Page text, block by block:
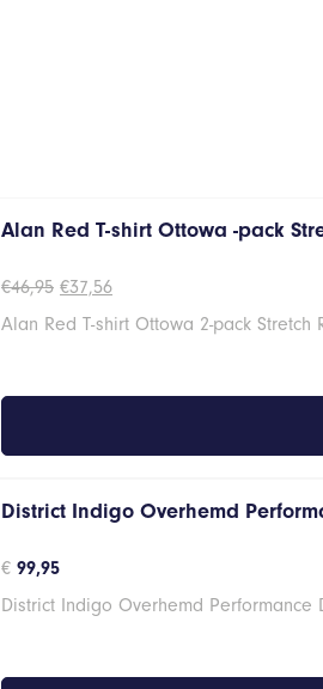
Alan Red T-shirt Ottowa -pack
€46,95 Oorspronkelijke
was:
€37,56Huidige
is:
Alan Red T-shirt Ottowa 2-pack Stretch
District Indigo Overhemd
€ 99,95
District Indigo Overhemd Performance